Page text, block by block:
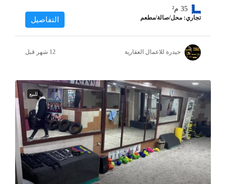
35 م²
تجاري: محل/صالة/مطعم التفاصيل
حيدرة للاعمال العقارية
للبيع